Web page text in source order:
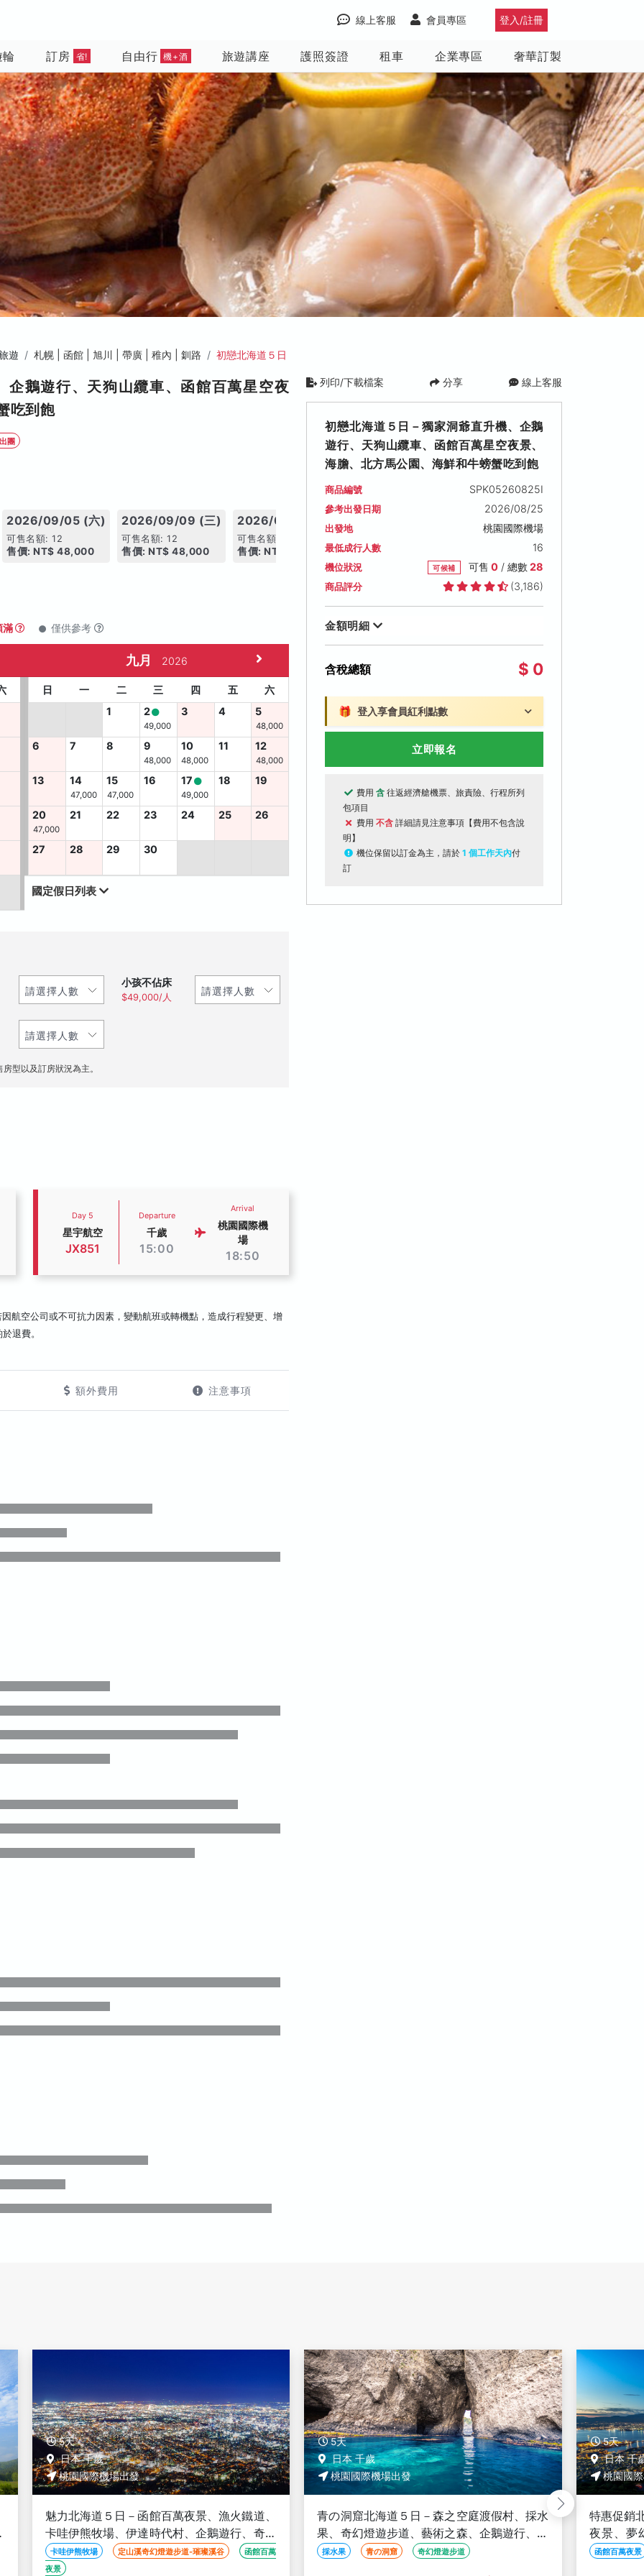
登入/註冊
會員專區
線上客服
訂房 省! 自由行 機+酒 旅遊講座 護照簽證 租車 企業專區 奢華訂製
遊 札幌 | 函館 | 旭川 | 帶廣 | 稚內 | 釧路 初戀北海道５日
鵝遊行、天狗山纜車、函館百萬星空夜
吃到飽
團
2026/09/05 (六)
可售名額: 12
售價: NT$ 48,000
2026/09/09 (三)
可售名額: 12
售價: NT$ 48,000
2026/09/10 (四)
可售名額: 12
售價: NT$ 48,000 售價: NT$ 48,000
2026/09/14 (一)
售價: NT$ 47,000
搶手日期
滿 僅供參考
九月 2026
日 一 二 三 四 五
六
1
2
49,000
3 4 5
48,000
6 7 8 9
48,000
10
48,000
11 12
48,000
13 14
47,000
15
47,000
16 17
49,000
18 19
20
47,000
21 22 23 24 25 26
27 28 29 30
國定假日列表
小孩不佔床
$49,000/人
型以及訂房狀況為主。
Day 5
星宇航空
JX851
Departure
千歲
15:00
Arrival
桃園國際機
場
18:50
航空公司或不可抗力因素，變動航班或轉機點，造成行程變更、增
退費。
額外費用 注意事項
列印/下載檔案 分享 線上客服
初戀北海道５日－獨家洞爺直升機、企鵝
遊行、天狗山纜車、函館百萬星空夜景、
海膽、北方馬公園、海鮮和牛螃蟹吃到飽
商品編號 SPK05260825I
參考出發日期 2026/08/25
出發地 桃園國際機場
最低成行人數 16
機位狀況 可候補 可售 0/ 總數28
商品評分 (3,186)
金額明細
含稅總額 $ 0
🎁 登入享會員紅利點數
立即報名
費用 含 往返經濟艙機票、旅責險、行程所列
包項目
費用 不含 詳細請見注意事項【費用不包含說
明】
機位保留以訂金為主，請於 1 個工作天內付
訂
5天
日本 千歲
桃園國際機場出發
青の洞窟北海道５日－森之空庭渡假村、採水
果、奇幻燈遊步道、藝術之森、企鵝遊行、卡
哇伊熊牧場、忍者伊達時代村、螃蟹吃到飽
採水果 青の洞窟 奇幻燈遊步道
5天
日本 千歲
桃園國際機場出發
特惠促銷北海道５日－企鵝漫步、米其林星空
夜景、夢幻星型五稜廓、洞爺花火、啤酒暢
飲、螃蟹懷石料理、螃蟹吃到飽
函館百萬夜景 洞爺花火 螃蟹吃到飽
5天
日本 千
桃園國
特惠促銷
夜景、夢
飲、螃蟹
函館百萬夜景